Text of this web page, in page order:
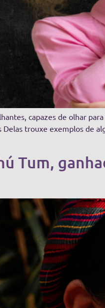
capazes de olhar
trouxe exemplos de
Tum,